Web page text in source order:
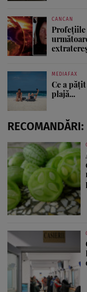
CANCAN
Profețiile
MEDIAFAX
Ce a
plajă...
RECOMANDĂRI: